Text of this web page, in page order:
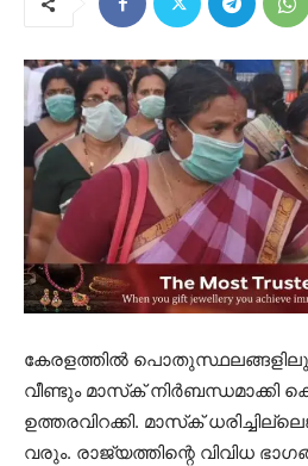
കേരളത്തിൽ പൊതുസ്ഥലങ്ങളിലും
വീണ്ടും മാസ്‌ക് നിര്‍ബന്ധമാക്കി
ഉത്തരവിറക്കി. മാസ്‌ക്
വരും. രാജ്യത്തിന്റെ വിവിധ